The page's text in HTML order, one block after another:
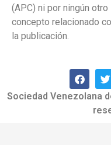
(APC) ni por ningún otro
concepto relacionado
la publicación.
Sociedad Venezolana